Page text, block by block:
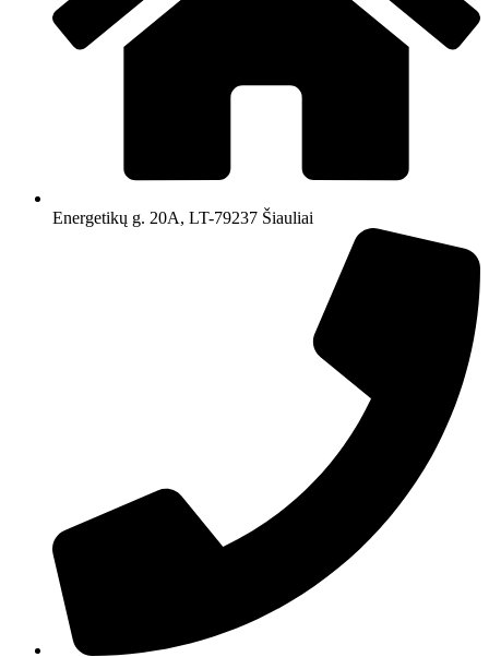
Energetikų g. 20A, LT-79237 Šiauliai